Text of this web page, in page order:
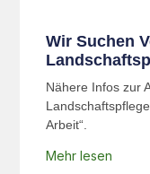
Wir Suchen
Nähere Infos zur
Arbeit“.
Mehr lesen